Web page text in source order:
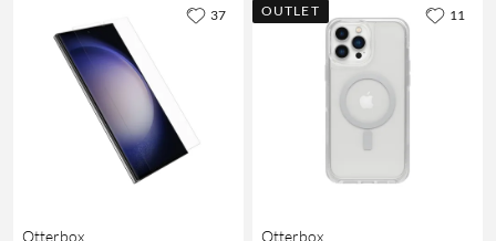
Otterbox
37 OUTLET
Otterbox
11